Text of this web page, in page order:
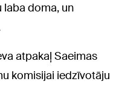
laba doma, un
atpakaļ Saeimas
komisijai iedzīvotāju